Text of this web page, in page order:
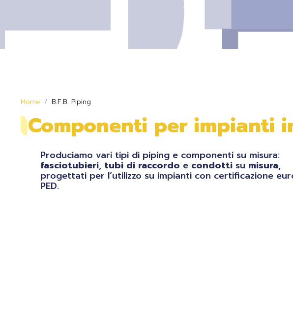
Home B.F.B. Piping
Componenti per impianti
Produciamo vari tipi di piping e componenti su misura:
fasciotubieri, tubi di raccordo e condotti su misura,
progettati per l’utilizzo su impianti con certificazione
PED.